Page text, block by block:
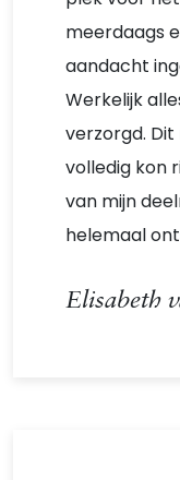
meerdaags
aandacht
Werkelijk
verzorgd.
volledig kon
van mijn
helemaal
Elisabeth